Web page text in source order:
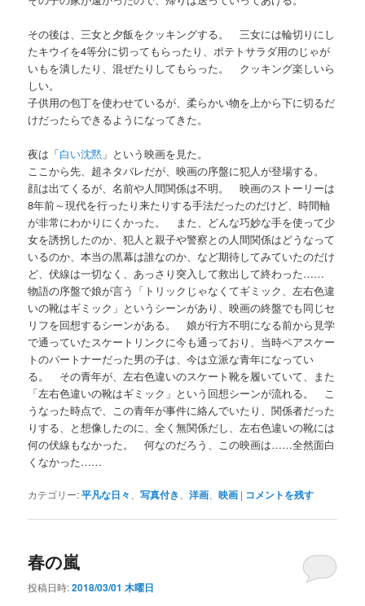
その後は、三女と夕飯をクッキングする。 三女には輪切りにし
たキウイを4等分に切ってもらったり、ポテトサラダ用のじゃが
いもを潰したり、混ぜたりしてもらった。 クッキング楽しいら
しい。
子供用の包丁を使わせているが、柔らかい物を上から下に切るだ
けだったらできるようになってきた。
夜は「白い沈黙 」という映画を見た。
ここから先、超ネタバレだが、映画の序盤に犯人が登場する。
顔は出てくるが、名前や人間関係は不明。 映画のストーリーは
8年前～現代を行ったり来たりする手法だったのだけど、時間軸
が非常にわかりにくかった。 また、どんな巧妙な手を使って少
女を誘拐したのか、犯人と親子や警察との人間関係はどうなって
いるのか、本当の黒幕は誰なのか、など期待してみていたのだけ
ど、伏線は一切なく、あっさり突入して救出して終わった……
物語の序盤で娘が言う「トリックじゃなくてギミック、左右色違
いの靴はギミック」というシーンがあり、映画の終盤でも同じセ
リフを回想するシーンがある。 娘が行方不明になる前から見学
で通っていたスケートリンクに今も通っており、当時ペアスケー
トのパートナーだった男の子は、今は立派な青年になってい
る。 その青年が、左右色違いのスケート靴を履いていて、また
「左右色違いの靴はギミック」という回想シーンが流れる。 こ
うなった時点で、この青年が事件に絡んでいたり、関係者だった
りする、と想像したのに、全く無関係だし、左右色違いの靴には
何の伏線もなかった。 何なのだろう、この映画は……全然面白
くなかった……
カテゴリー:平凡な日々 、写真付き 、洋画 、映画 | コメントを残す
春の嵐
投稿日時:2018/03/01 木曜日